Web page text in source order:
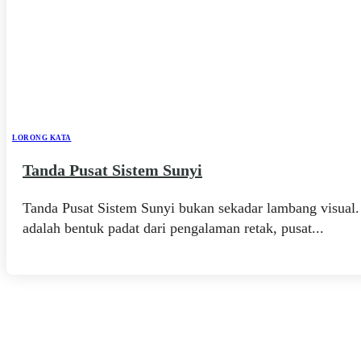
LORONG KATA
Tanda Pusat Sistem Sunyi
Tanda Pusat Sistem Sunyi bukan sekadar lambang
adalah bentuk padat dari pengalaman retak, pusat...